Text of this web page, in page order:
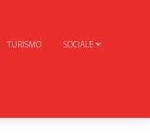
TURISMO SOCIALE